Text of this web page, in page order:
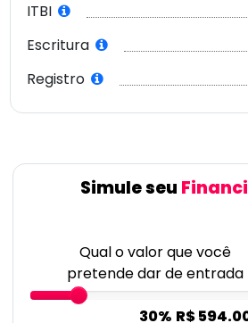
ITBI
Escritura
Registro
Simule seu
Qual o valor que você
pretende dar de entrada
30% R$